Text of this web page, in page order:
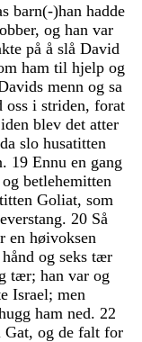
barn(-)han hadde
, og han var
på å slå David
ham til hjelp og
menn og sa
oss i striden, forat
blev det atter
da slo husatitten
. 19 Ennu en gang
og betlehemitten
Goliat, som
. 20 Så
en høivoksen
hånd og seks tær
tær; han var og
Israel; men
ham ned. 22
Gat, og de falt for